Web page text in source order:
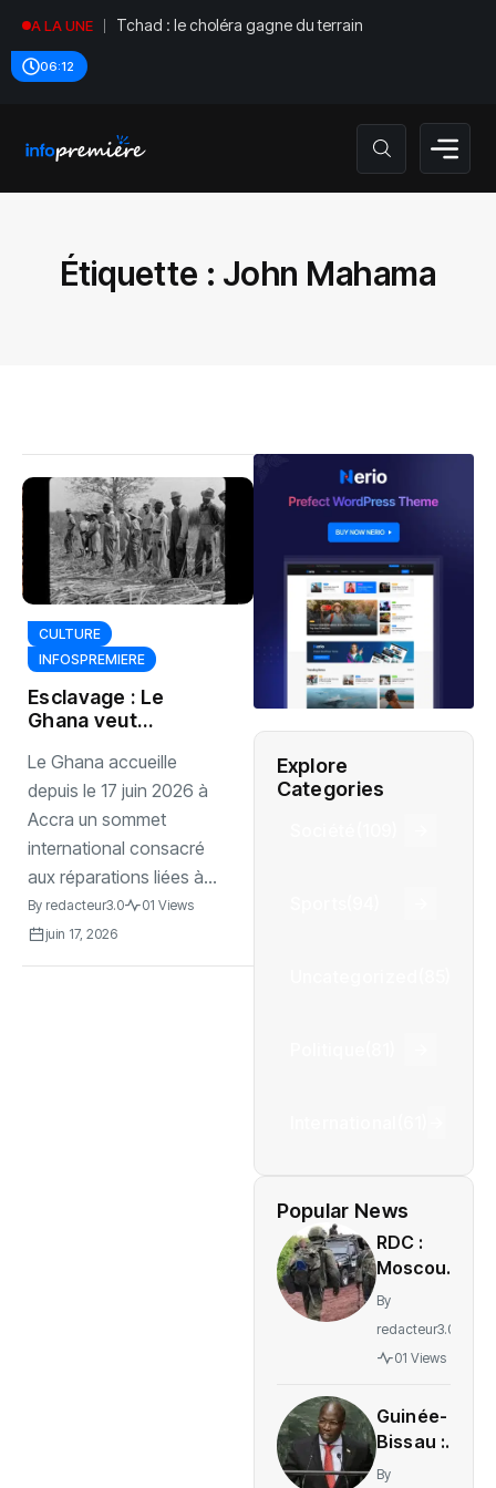
A LA UNE Tchad : le choléra gagne du terrain
06:12
Étiquette : John Mahama
CULTURE
INFOSPREMIERE
Esclavage : Le
Ghana veut
revendications en
actions
Le Ghana accueille
depuis le 17 juin 2026 à
Accra un sommet
international consacré
aux réparations liées à...
By redacteur3.0
01 Views
juin 17, 2026
Explore
Categories
Popular News
RDC :
Moscou
accuse
le M23
preuves
tangibles
By
redacteur3.0
01 Views
Guinée-
Bissau :
Domingos
By